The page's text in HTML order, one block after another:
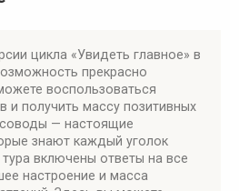
цикла «Увидеть главное» в
прекрасно
воспользоваться
и получить массу позитивных
— настоящие
знают каждый уголок
включены ответы на все
настроение и масса